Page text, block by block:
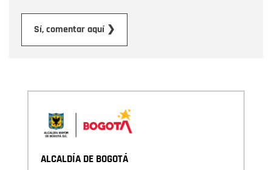
Sí, comentar aquí ❯
ALCALDÍA DE BOGOTÁ